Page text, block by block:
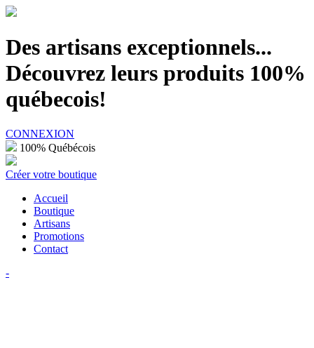
Des artisans exceptionnels...
Découvrez leurs produits 100%
québecois!
CONNEXION
100% Québécois
Créer votre boutique
Accueil
Boutique
Artisans
Promotions
Contact
-